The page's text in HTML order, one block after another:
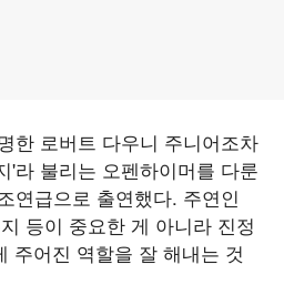
한 로버트 다우니 주니어조차
'라 불리는 오펜하이머를 다룬
연급으로 출연했다. 주연인
등이 중요한 게 아니라 진정
주어진 역할을 잘 해내는 것